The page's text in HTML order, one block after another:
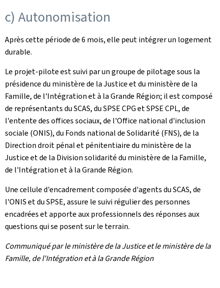
c) Autonomisation
Après cette période de 6 mois, elle peut intégrer un logement
durable.
Le projet-pilote est suivi par un groupe de pilotage sous la
présidence du ministère de la Justice et du ministère de la
Famille, de l'Intégration et à la Grande Région; il est composé
de représentants du SCAS, du SPSE CPG et SPSE CPL, de
l'entente des offices sociaux, de l'Office national d'inclusion
sociale (ONIS), du Fonds national de Solidarité (FNS), de la
Direction droit pénal et pénitentiaire du ministère de la
Justice et de la Division solidarité du ministère de la Famille,
de l'Intégration et à la Grande Région.
Une cellule d'encadrement composée d'agents du SCAS, de
l'ONIS et du SPSE, assure le suivi régulier des personnes
encadrées et apporte aux professionnels des réponses aux
questions qui se posent sur le terrain.
Communiqué par le ministère de la Justice et le ministère de la
Famille, de l'Intégration et à la Grande Région